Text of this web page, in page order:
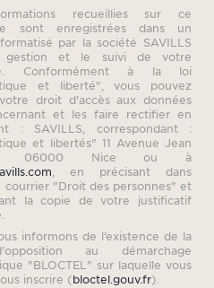
:
recueillies sur ce
sont enregistrées dans un
par la société SAVILLS
gestion et le suivi de votre
Conformément à la loi
et liberté", vous pouvez
droit d'accès aux données
et les faire rectifier en
: SAVILLS, correspondant :
et libertés" 11 Avenue Jean
06000 Nice ou à
, en précisant dans
courrier "Droit des personnes" et
la copie de votre justificatif
informons de l’existence de la
au démarchage
"BLOCTEL" sur laquelle vous
inscrire (bloctel.gouv.fr).